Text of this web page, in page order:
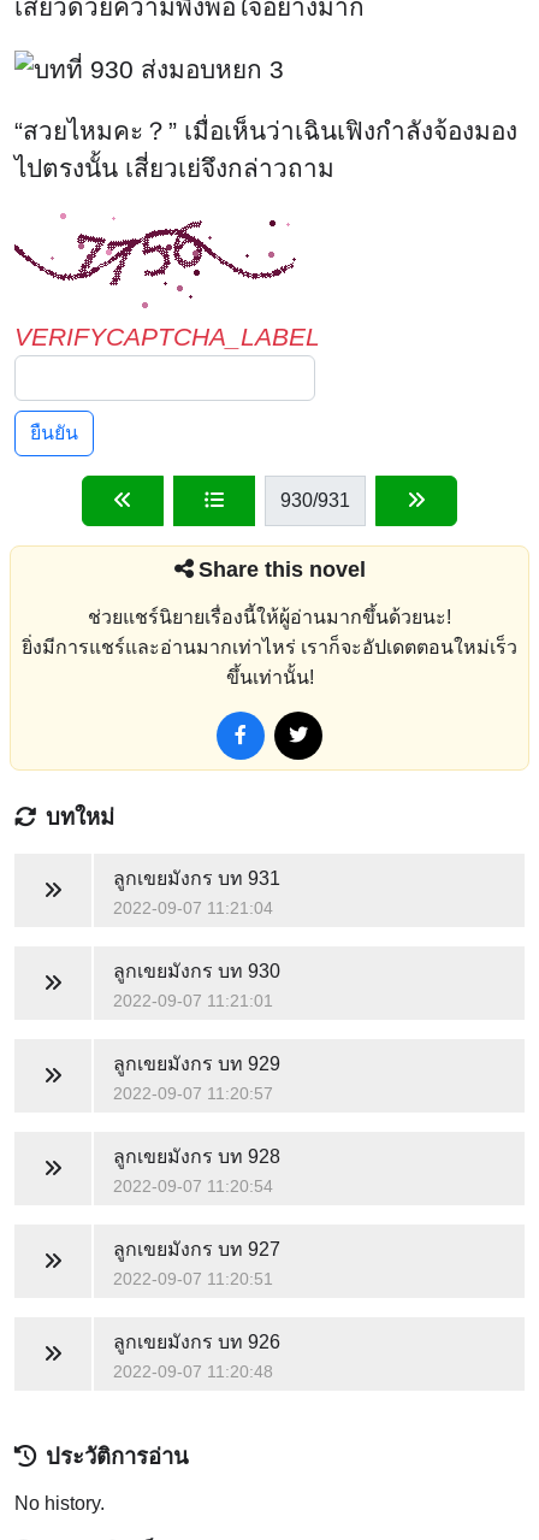
VERIFYCAPTCHA_LABEL
ยืนยัน
930/931
Share this novel
ช่วยแชร์นิยายเรื่องนี้ให้ผู้อ่านมากขึ้นด้วยนะ!
ยิ่งมีการแชร์และอ่านมากเท่าไหร่ เราก็จะอัปเดตตอนใหม่เร็ว
ขึ้นเท่านั้น!
บทใหม่
ลูกเขยมังกร บท 931
2022-09-07 11:21:04
ลูกเขยมังกร บท 930
2022-09-07 11:21:01
ลูกเขยมังกร บท 929
2022-09-07 11:20:57
ลูกเขยมังกร บท 928
2022-09-07 11:20:54
ลูกเขยมังกร บท 927
2022-09-07 11:20:51
ลูกเขยมังกร บท 926
2022-09-07 11:20:48
ประวัติการอ่าน
No history.